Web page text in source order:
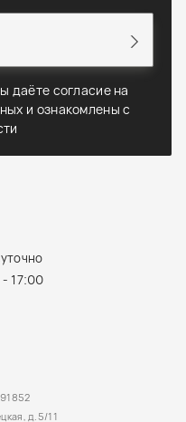
17:00
даёте согласие на
и ознакомлены с
д.5/11